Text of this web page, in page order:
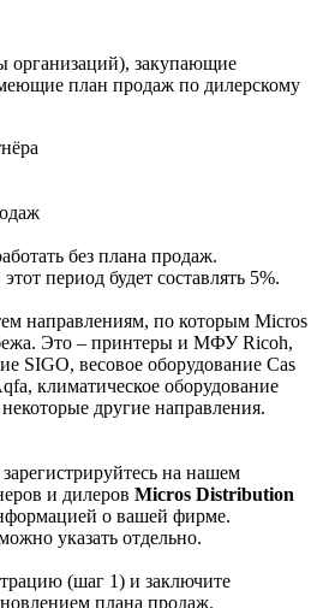
организаций), закупающие
план продаж по дилерскому
без плана продаж.
период будет составлять 5%.
направлениям, по которым Micros
Это – принтеры и МФУ Ricoh,
SIGO, весовое оборудование Cas
климатическое оборудование
другие направления.
на нашем
и дилеров Micros Distribution
о вашей фирме.
указать отдельно.
(шаг 1) и заключите
плана продаж.